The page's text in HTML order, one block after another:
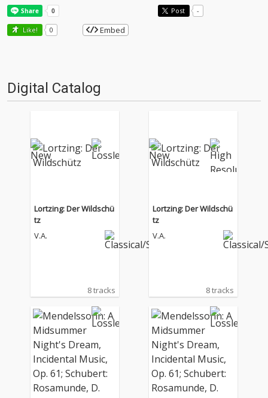
Post -
Like! 0 Embed
Digital Catalog
Lortzing: Der Wildschü
tz
V.A.
8 tracks
Lortzing: Der Wildschü
tz
V.A.
8 tracks